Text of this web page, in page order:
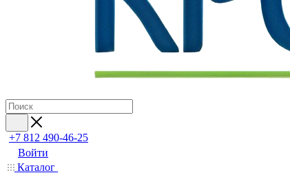
+7 812 490-46-25
Войти
Каталог